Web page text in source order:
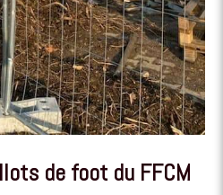
de foot du FFCM